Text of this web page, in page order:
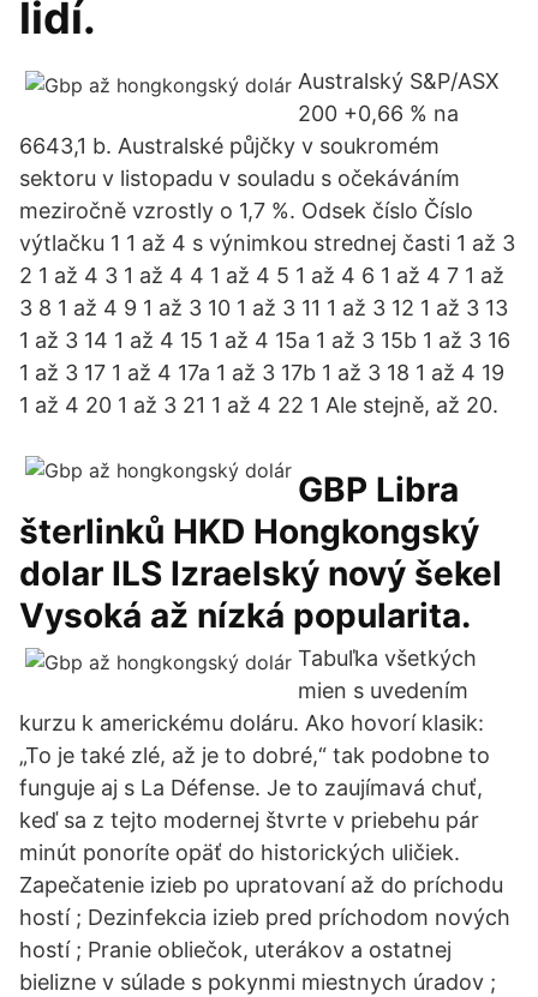
lidí.
Australský S&P/ASX
200 +0,66 % na
6643,1 b. Australské půjčky v soukromém
sektoru v listopadu v souladu s očekáváním
meziročně vzrostly o 1,7 %. Odsek číslo Číslo
výtlačku 1 1 až 4 s výnimkou strednej časti 1 až 3
2 1 až 4 3 1 až 4 4 1 až 4 5 1 až 4 6 1 až 4 7 1 až
3 8 1 až 4 9 1 až 3 10 1 až 3 11 1 až 3 12 1 až 3 13
1 až 3 14 1 až 4 15 1 až 4 15a 1 až 3 15b 1 až 3 16
1 až 3 17 1 až 4 17a 1 až 3 17b 1 až 3 18 1 až 4 19
1 až 4 20 1 až 3 21 1 až 4 22 1 Ale stejně, až 20.
GBP Libra
šterlinků HKD Hongkongský
dolar ILS Izraelský nový šekel
Vysoká až nízká popularita.
Tabuľka všetkých
mien s uvedením
kurzu k americkému doláru. Ako hovorí klasik:
„To je také zlé, až je to dobré,“ tak podobne to
funguje aj s La Défense. Je to zaujímavá chuť,
keď sa z tejto modernej štvrte v priebehu pár
minút ponoríte opäť do historických uličiek.
Zapečatenie izieb po upratovaní až do príchodu
hostí ; Dezinfekcia izieb pred príchodom nových
hostí ; Pranie obliečok, uterákov a ostatnej
bielizne v súlade s pokynmi miestnych úradov ;